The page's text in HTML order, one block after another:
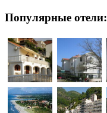
Популярные отели: